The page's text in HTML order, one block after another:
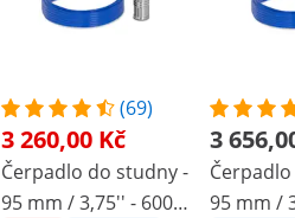
(69)
3 260,00 Kč
Čerpadlo do studny -
95 mm / 3,75'' - 6000
3
95 mm /